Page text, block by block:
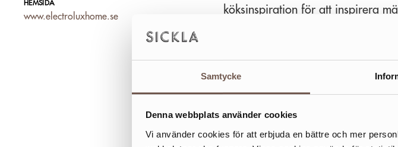
Samtycke
Denna webbplats använder cookies
Vi använder cookies för att erbjuda en bättre och mer
HEMSIDA
www.electroluxhome.se
köksinspiration för att inspirera
JKE NORDIC
Köket är hemmets hjärta - låt både
ditt val av kök som vitvaror. Electrolux